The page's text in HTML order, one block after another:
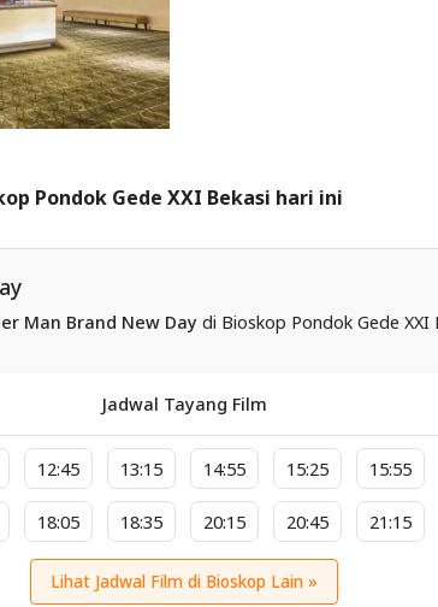
Pondok Gede XXI Bekasi hari ini
Man Brand New Daydi Bioskop Pondok Gede XXI
Jadwal Tayang Film
12:45 13:15 14:55 15:25 15:55
18:05 18:35 20:15 20:45 21:15
Lihat Jadwal Film di Bioskop Lain »